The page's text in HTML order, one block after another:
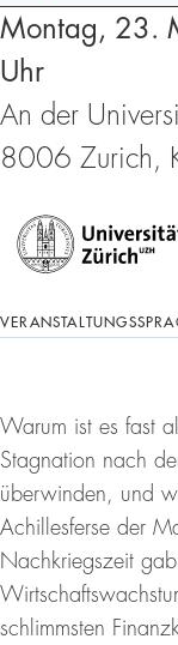
Montag, 23.
Uhr
An der
8006 Zurich,
Warum ist es fast
Stagnation nach
überwinden, und
Achillesferse der
Nachkriegszeit
schlimmsten